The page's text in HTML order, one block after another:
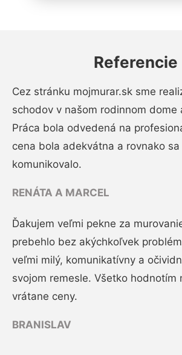
Referencie
Cez stránku mojmurar.sk sme
schodov v našom rodinnom dome
Práca bola odvedená na
cena bola adekvátna a rovnako
komunikovalo.
RENÁTA A MARCEL
Ďakujem veľmi pekne za
prebehlo bez akýchkoľvek
veľmi milý, komunikatívny a
svojom remesle. Všetko hodnotím
vrátane ceny.
BRANISLAV